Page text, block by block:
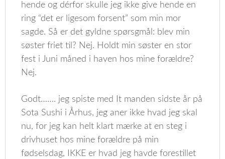
hende og dérfor skulle jeg ikke give hende en
ring “det er ligesom forsent” som min mor
sagde. Så er det gyldne spørsgmål: blev min
søster friet til? Nej. Holdt min søster en stor
fest i Juni måned i haven hos mine forældre?
Nej.
Godt……. jeg spiste med It manden sidste år på
Sota Sushi i Århus, jeg aner ikke hvad jeg skal
nu, for jeg kan helt klart mærke at en steg i
drivhuset hos mine forældre på min
fødselsdag, IKKE er hvad jeg havde forestillet